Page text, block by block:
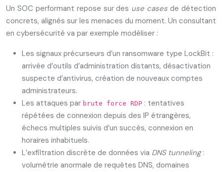
Un SOC performant repose sur des use cases de détection
concrets, alignés sur les menaces du moment. Un consultant
en cybersécurité va par exemple modéliser :
Les signaux précurseurs d’un ransomware type LockBit :
arrivée d’outils d’administration distants, désactivation
suspecte d’antivirus, création de nouveaux comptes
administrateurs.
Les attaques par brute force RDP : tentatives
répétées de connexion depuis des IP étrangères,
échecs multiples suivis d’un succès, connexion en
horaires inhabituels.
L’exfiltration discrète de données via DNS tunneling:
volumétrie anormale de requêtes DNS, domaines